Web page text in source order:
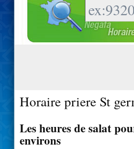
Horaire priere St
Les heures de salat
environs